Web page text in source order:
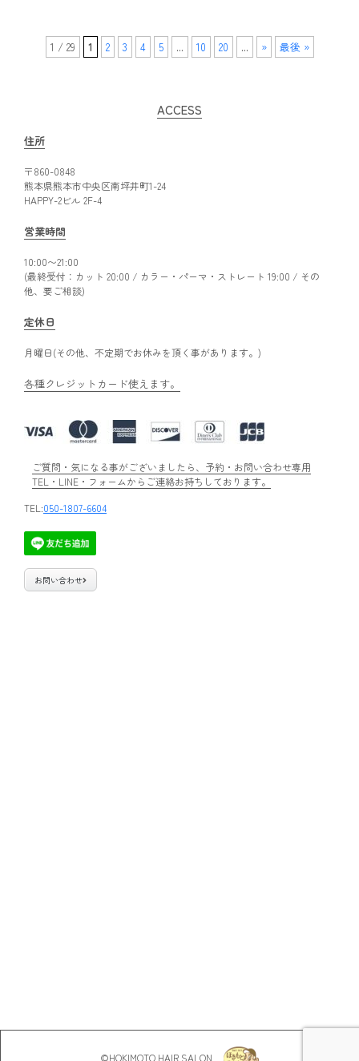
1 / 29 1 2 3 4 5 ... 10 20 ... » 最後 »
ACCESS
住所
〒860-0848
熊本県熊本市中央区南坪井町1-24
HAPPY-2ビル 2F-4
営業時間
10:00〜21:00
(最終受付：カット 20:00 / カラー・パーマ・ストレート 19:00 / その
他、要ご相談)
定休日
月曜日(その他、不定期でお休みを頂く事があります。)
各種クレジットカード使えます。
ご質問・気になる事がございましたら、予約・お問い合わせ専用
TEL・LINE・フォームからご連絡お持ちしております。
TEL:050-1807-6604
お問い合わせ
©︎HOKIMOTO HAIR SALON